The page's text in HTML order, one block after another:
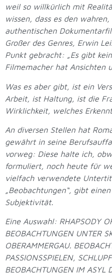
weil so willkürlich mit
wissen, dass es den
authentischen
Großer des Genres, Erwin
Punkt gebracht: „Es gibt
Filmemacher hat Ansichten
Was es aber gibt, ist ein
Arbeit, ist Haltung, ist die
Wirklichkeit, welches
An diversen Stellen hat
gewährt in seine
vorweg: Diese halte ich,
formuliert, noch heute für
vielfach verwendete
„Beobachtungen“, gibt
Subjektivität.
Eine Auswahl: RHAPSODY
BEOBACHTUNGEN UNTER
OBERAMMERGAU.
PASSIONSSPIELEN,
BEOBACHTUNGEN IM ASYL